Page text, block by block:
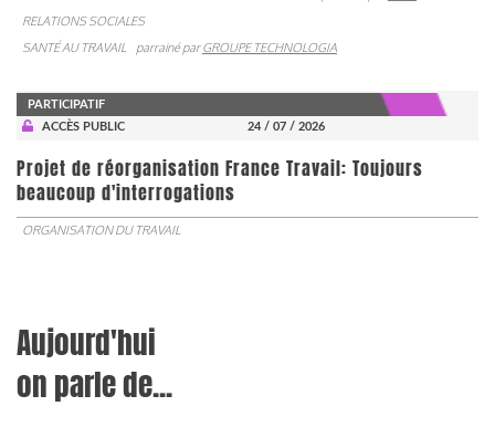
RELATIONS SOCIALES
SANTÉ AU TRAVAIL
parrainé parGROUPE TECHNOLOGIA
PARTICIPATIF
ACCÈS PUBLIC
24 / 07 / 2026
Projet de réorganisation France Travail: Toujours
beaucoup d'interrogations
ORGANISATION DU TRAVAIL
Aujourd'hui
on parle de...